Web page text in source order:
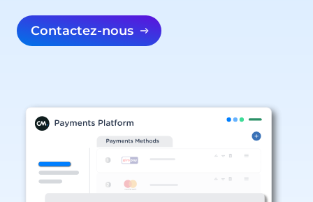
Contactez-nous